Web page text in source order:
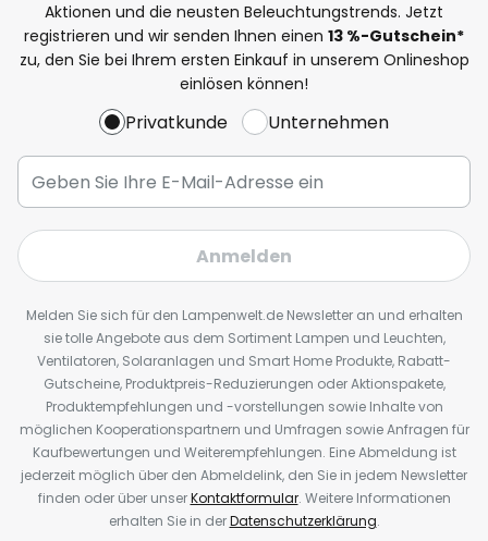
Aktionen und die neusten Beleuchtungstrends. Jetzt
registrieren und wir senden Ihnen einen 13 %-Gutschein*
zu, den Sie bei Ihrem ersten Einkauf in unserem Onlineshop
einlösen können!
Privatkunde Unternehmen
Anmelden
Melden Sie sich für den Lampenwelt.de Newsletter an und erhalten
sie tolle Angebote aus dem Sortiment Lampen und Leuchten,
Ventilatoren, Solaranlagen und Smart Home Produkte, Rabatt-
Gutscheine, Produktpreis-Reduzierungen oder Aktionspakete,
Produktempfehlungen und -vorstellungen sowie Inhalte von
möglichen Kooperationspartnern und Umfragen sowie Anfragen für
Kaufbewertungen und Weiterempfehlungen. Eine Abmeldung ist
jederzeit möglich über den Abmeldelink, den Sie in jedem Newsletter
finden oder über unserKontaktformular. Weitere Informationen
erhalten Sie in derDatenschutzerklärung.